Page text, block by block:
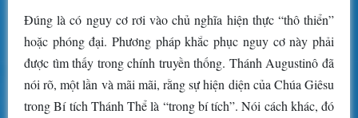
Đúng là có nguy cơ rơi vào chủ nghĩa hiện thực “thô thiển”
hoặc phóng đại. Phương pháp khắc phục nguy cơ này phải
được tìm thấy trong chính truyền thống. Thánh Augustinô đã
nói rõ, một lần và mãi mãi, rằng sự hiện diện của Chúa Giêsu
trong Bí tích Thánh Thể là “trong bí tích”. Nói cách khác, đó